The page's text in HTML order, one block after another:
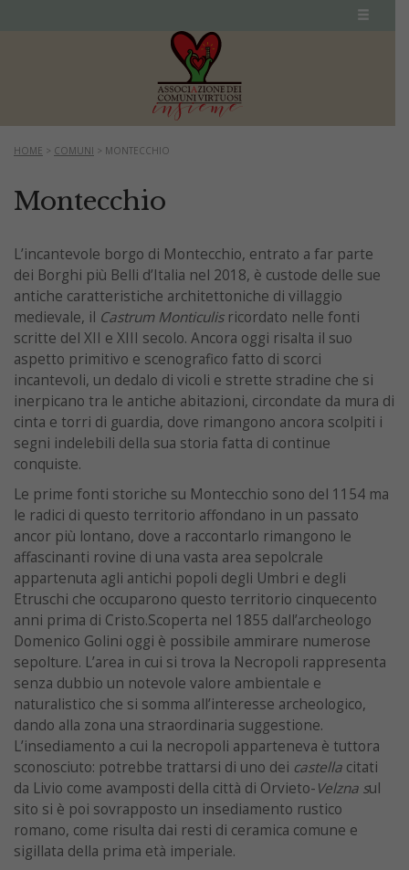
HOME > COMUNI > MONTECCHIO
Montecchio
L’incantevole borgo di Montecchio, entrato a far parte
dei Borghi più Belli d’Italia nel 2018, è custode delle sue
antiche caratteristiche architettoniche di villaggio
medievale, il Castrum Monticulisricordato nelle fonti
scritte del XII e XIII secolo. Ancora oggi risalta il suo
aspetto primitivo e scenografico fatto di scorci
incantevoli, un dedalo di vicoli e strette stradine che si
inerpicano tra le antiche abitazioni, circondate da mura di
cinta e torri di guardia, dove rimangono ancora scolpiti i
segni indelebili della sua storia fatta di continue
conquiste.
Le prime fonti storiche su Montecchio sono del 1154 ma
le radici di questo territorio affondano in un passato
ancor più lontano, dove a raccontarlo rimangono le
affascinanti rovine di una vasta area sepolcrale
appartenuta agli antichi popoli degli Umbri e degli
Etruschi che occuparono questo territorio cinquecento
anni prima di Cristo.Scoperta nel 1855 dall’archeologo
Domenico Golini oggi è possibile ammirare numerose
sepolture. L’area in cui si trova la Necropoli rappresenta
senza dubbio un notevole valore ambientale e
naturalistico che si somma all’interesse archeologico,
dando alla zona una straordinaria suggestione.
L’insediamento a cui la necropoli apparteneva è tuttora
sconosciuto: potrebbe trattarsi di uno dei castella citati
da Livio come avamposti della città di Orvieto-Velzna sul
sito si è poi sovrapposto un insediamento rustico
romano, come risulta dai resti di ceramica comune e
sigillata della prima età imperiale.